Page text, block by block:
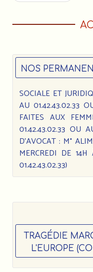
NOS
SOCIALE ET
AU 01.42.43.02.33
FAITES AUX
01.42.43.02.33 OU
D’AVOCAT : M°
MERCREDI DE
01.42.43.02.33)
TRAGÉDIE
L'EUROPE